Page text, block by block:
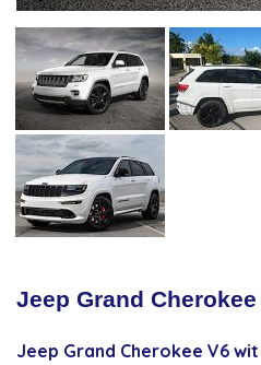
Jeep Grand
Jeep Grand Cherokee V6